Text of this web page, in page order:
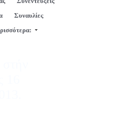
Συναυλίες